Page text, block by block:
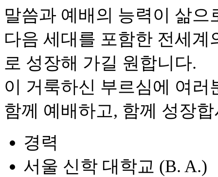
말씀과 예배의 능력이 삶으
다음 세대를 포함한 전세
로 성장해 가길 원합니다.
이 거룩하신 부르심에 여러
함께 예배하고, 함께 성장
경력
서울 신학 대학교 (B. A.)